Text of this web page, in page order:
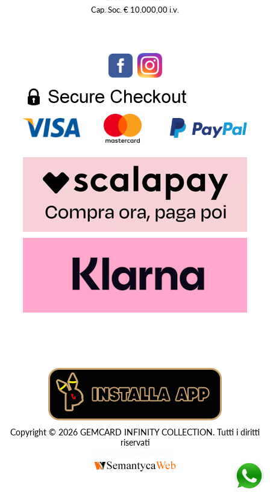
Cap. Soc. € 10.000,00 i.v.
Copyright © 2026 GEMCARD INFINITY COLLECTION. Tutti i diritti
riservati